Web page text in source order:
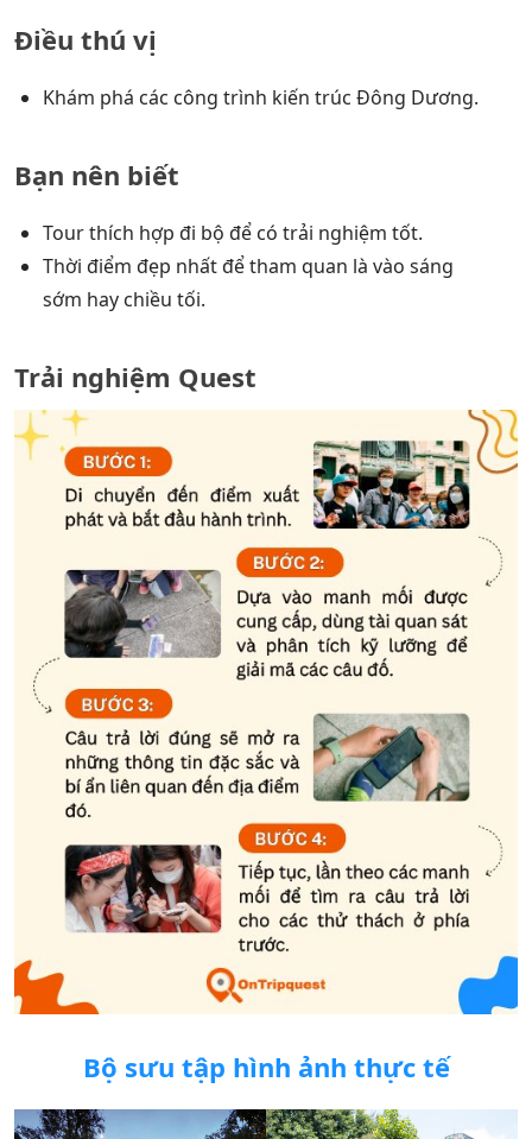
Điều thú vị
Khám phá các công trình kiến trúc Đông Dương.
Bạn nên biết
Tour thích hợp đi bộ để có trải nghiệm tốt.
Thời điểm đẹp nhất để tham quan là vào sáng
sớm hay chiều tối.
Trải nghiệm Quest
Bộ sưu tập hình ảnh thực tế